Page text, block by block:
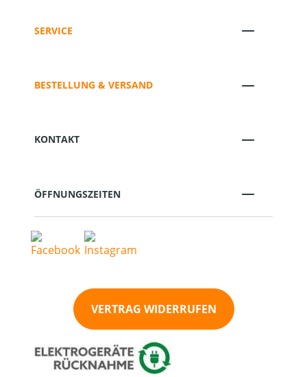
SERVICE
BESTELLUNG & VERSAND
KONTAKT
ÖFFNUNGSZEITEN
VERTRAG WIDERRUFEN